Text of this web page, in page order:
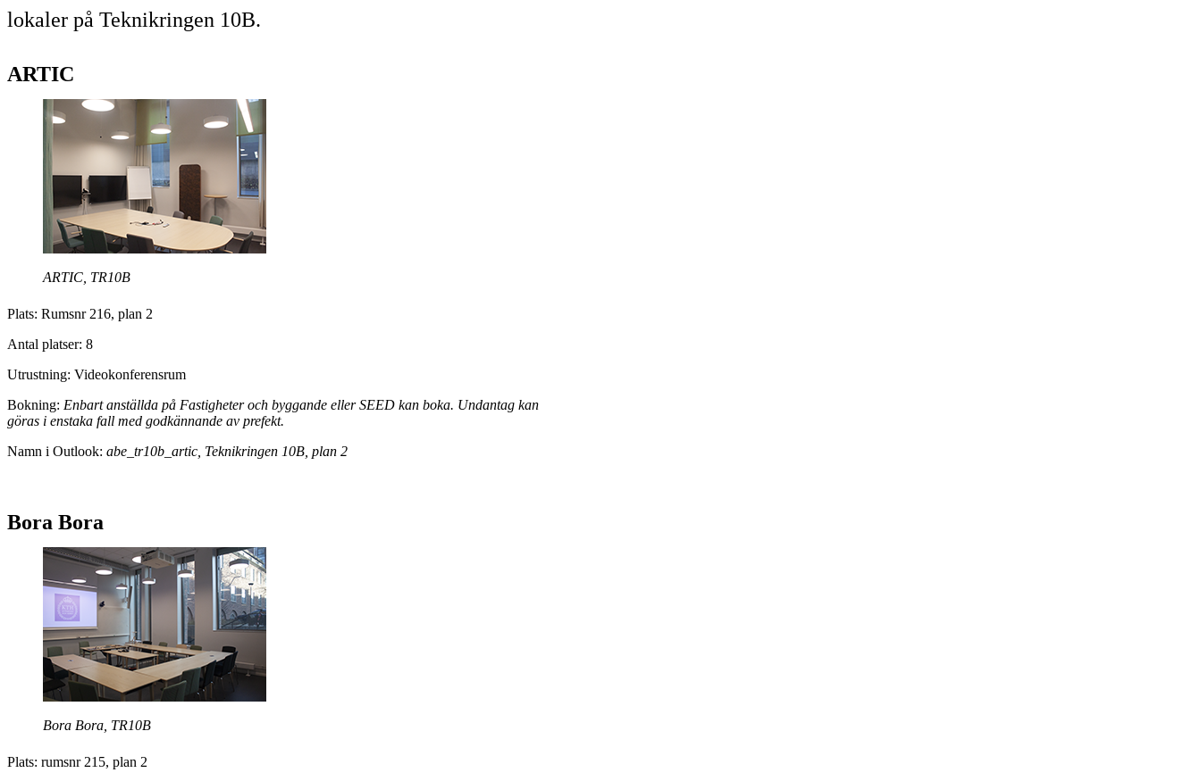
lokaler på Teknikringen 10B.
ARTIC
ARTIC, TR10B
Plats: Rumsnr 216, plan 2
Antal platser: 8
Utrustning: Videokonferensrum
Bokning: Enbart anställda på Fastigheter och byggande eller SEED kan boka. Undantag kan
göras i enstaka fall med godkännande av prefekt.
Namn i Outlook: abe_tr10b_artic, Teknikringen 10B, plan 2
Bora Bora
Bora Bora, TR10B
Plats: rumsnr 215, plan 2